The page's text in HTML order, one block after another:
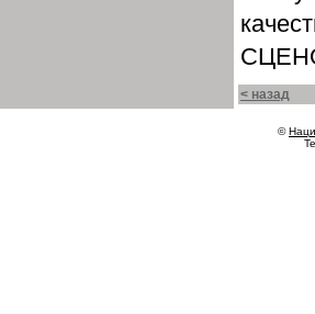
< назад
©